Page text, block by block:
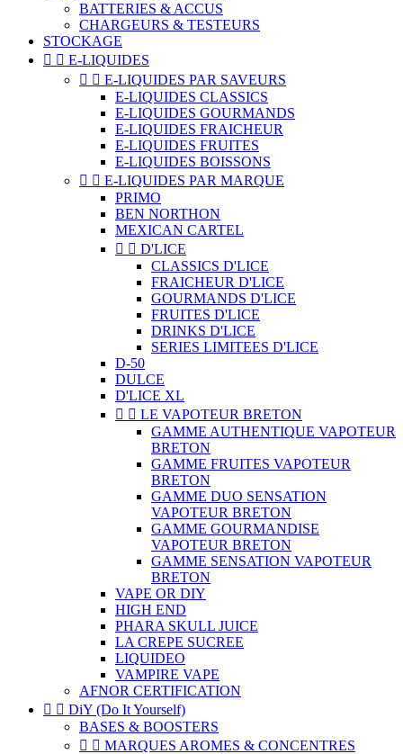
BATTERIES & ACCUS
CHARGEURS & TESTEURS
STOCKAGE
  E-LIQUIDES
  E-LIQUIDES PAR SAVEURS
E-LIQUIDES CLASSICS
E-LIQUIDES GOURMANDS
E-LIQUIDES FRAICHEUR
E-LIQUIDES FRUITES
E-LIQUIDES BOISSONS
  E-LIQUIDES PAR MARQUE
PRIMO
BEN NORTHON
MEXICAN CARTEL
  D'LICE
CLASSICS D'LICE
FRAICHEUR D'LICE
GOURMANDS D'LICE
FRUITES D'LICE
DRINKS D'LICE
SERIES LIMITEES D'LICE
D-50
DULCE
D'LICE XL
  LE VAPOTEUR BRETON
GAMME AUTHENTIQUE VAPOTEUR
BRETON
GAMME FRUITES VAPOTEUR
BRETON
GAMME DUO SENSATION
VAPOTEUR BRETON
GAMME GOURMANDISE
VAPOTEUR BRETON
GAMME SENSATION VAPOTEUR
BRETON
VAPE OR DIY
HIGH END
PHARA SKULL JUICE
LA CREPE SUCREE
LIQUIDEO
VAMPIRE VAPE
AFNOR CERTIFICATION
  DiY (Do It Yourself)
BASES & BOOSTERS
  MARQUES AROMES & CONCENTRES